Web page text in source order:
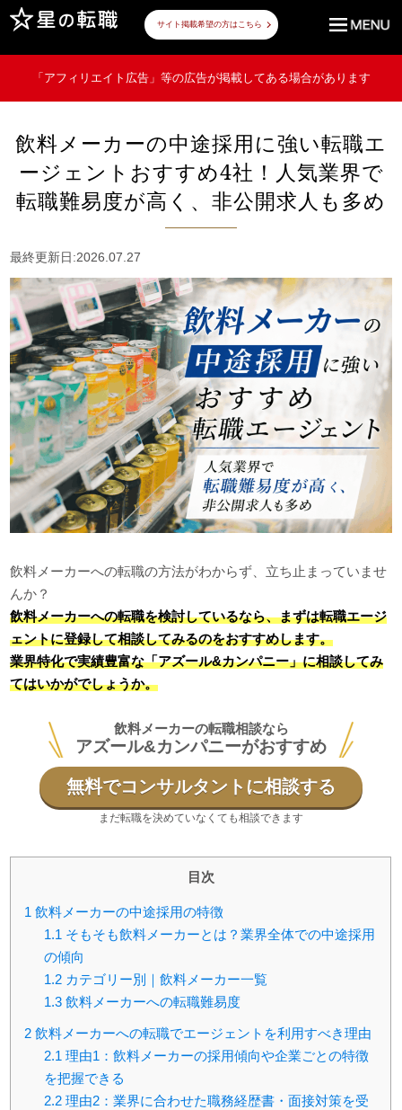
サイト掲載希望の方はこちら
「アフィリエイト広告」等の広告が掲載してある場合があります
飲料メーカーの中途採用に強い転職エ
ージェントおすすめ4社！人気業界で
転職難易度が高く、非公開求人も多め
最終更新日:2026.07.27
飲料メーカーへの転職の方法がわからず、立ち止まっていませ
んか？
飲料メーカーへの転職を検討しているなら、まずは転職エージ
ェントに登録して相談してみるのをおすすめします。
業界特化で実績豊富な「アズール&カンパニー」に相談してみ
てはいかがでしょうか。
飲料メーカーの転職相談なら
アズール&カンパニーがおすすめ
無料でコンサルタントに相談する
まだ転職を決めていなくても相談できます
目次
1 飲料メーカーの中途採用の特徴
1.1 そもそも飲料メーカーとは？業界全体での中途採用
の傾向
1.2 カテゴリー別｜飲料メーカー一覧
1.3 飲料メーカーへの転職難易度
2 飲料メーカーへの転職でエージェントを利用すべき理由
2.1 理由1：飲料メーカーの採用傾向や企業ごとの特徴
を把握できる
2.2 理由2：業界に合わせた職務経歴書・面接対策を受